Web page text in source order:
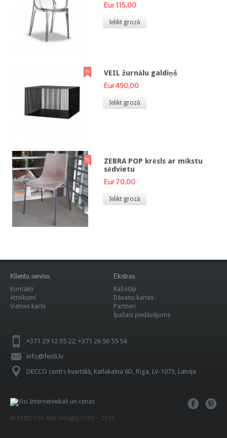
Eur 115,00
Ielikt grozā
VEIL žurnālu galdiņš
Eur 490,00
Ielikt grozā
ZEBRA POP krēsls ar mīkstu
sēdvietu
Eur 70,00
Ielikt grozā
Klientu serviss
Kontakti
Atteikumi
Vietnes karte
Ekstras
Ražotāji
Dāvanu kartes
Partneri
Īpašais piedāvājums
+371 29 12 05 22; +371 26 56 55 54
info@feidi.lv
DECCO centrs kvartālā, Katlakalna 6D, Rīga, LV-1073, Latvija
© FEIDI (SIA R&F Design) 2005 – 2026